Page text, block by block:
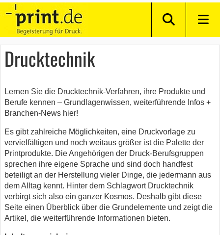
Drucktechnik
Lernen Sie die Drucktechnik-Verfahren, ihre Produkte und
Berufe kennen – Grundlagenwissen, weiterführende Infos +
Branchen-News hier!
Es gibt zahlreiche Möglichkeiten, eine Druckvorlage zu
vervielfältigen und noch weitaus größer ist die Palette der
Printprodukte. Die Angehörigen der Druck-Berufsgruppen
sprechen ihre eigene Sprache und sind doch handfest
beteiligt an der Herstellung vieler Dinge, die jedermann aus
dem Alltag kennt. Hinter dem Schlagwort Drucktechnik
verbirgt sich also ein ganzer Kosmos. Deshalb gibt diese
Seite einen Überblick über die Grundelemente und zeigt die
Artikel, die weiterführende Informationen bieten.